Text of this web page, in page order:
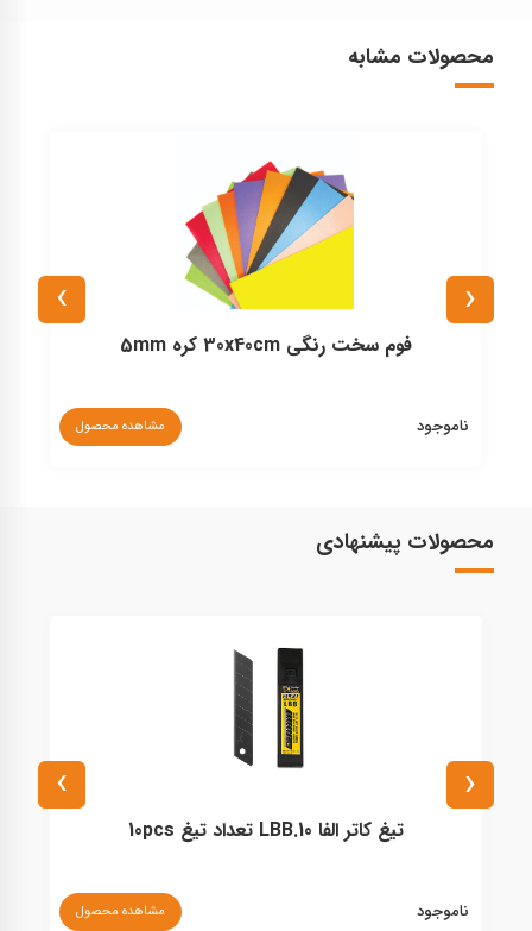
محصولات مشابه
فوم سخت رنگی 30x40cm کره 5mm
ناموجود مشاهده محصول
‹
›
محصولات پیشنهادی
تیغ کاتر الفا LBB.10 تعداد تیغ 10pcs
ناموجود مشاهده محصول
‹
›